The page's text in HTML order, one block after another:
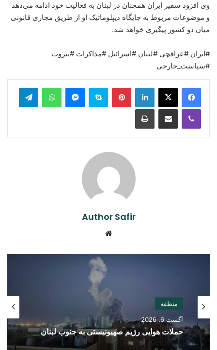
وی افزود سفیر ایران همچنان در لبنان به فعالیت خود ادامه می‌دهد
و موضوعات مربوط به جایگاه دیپلوماتیک او از طریق مجاری قانونی
میان دو کشور پیگیری خواهد شد.
#ایران #عراقچی #لبنان #اسرائیل #مذاکرات #بیروت
#سیاست_خارجی
LinkedIn
Pinterest
Skype
Messenger
WhatsApp
Viber
Share via Email
Print
Author Safir
منطقه
آگست 6, 2026
حملات هوایی رژیم صهیونیستی به جنوب لبنان